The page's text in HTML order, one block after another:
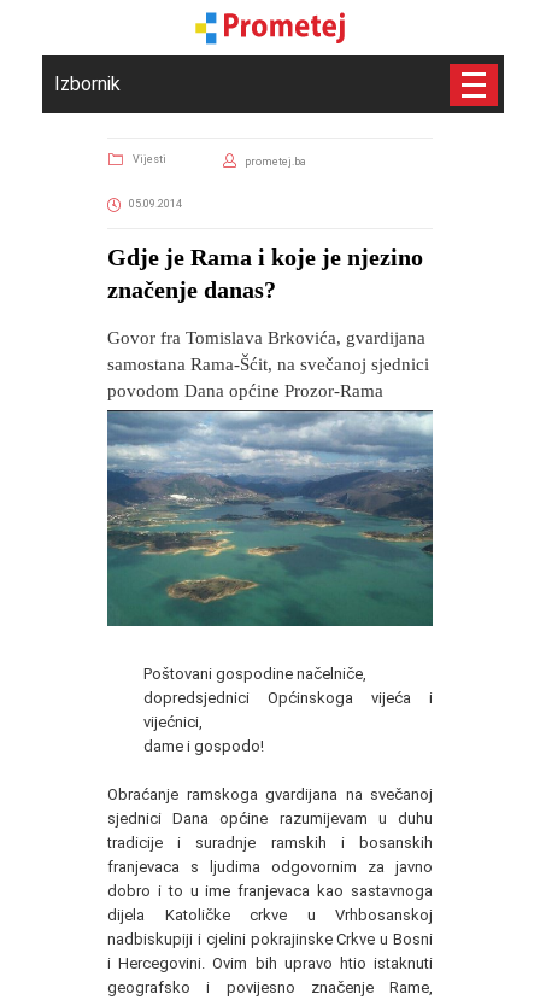
Izbornik
Vijesti prometej.ba
05.09.2014
Gdje je Rama i koje je njezino
značenje danas?
Govor fra Tomislava Brkovića, gvardijana
samostana Rama-Šćit, na svečanoj sjednici
povodom Dana općine Prozor-Rama
Poštovani gospodine načelniče,
dopredsjednici Općinskoga vijeća i
vijećnici,
dame i gospodo!
Obraćanje ramskoga gvardijana na svečanoj
sjednici Dana općine razumijevam u duhu
tradicije i suradnje ramskih i bosanskih
franjevaca s ljudima odgovornim za javno
dobro i to u ime franjevaca kao sastavnoga
dijela Katoličke crkve u Vrhbosanskoj
nadbiskupiji i cjelini pokrajinske Crkve u Bosni
i Hercegovini. Ovim bih upravo htio istaknuti
geografsko i povijesno značenje Rame,